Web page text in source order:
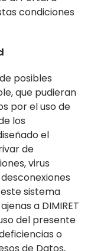
condiciones
posibles
que pudieran
por el uso de
los
el
de
virus
sistema
a DIMIRET
del presente
o
de Datos,